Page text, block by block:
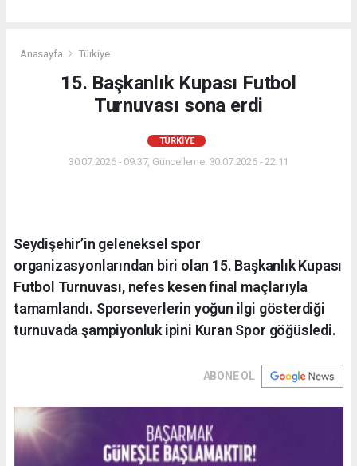
Anasayfa Türkiye
15. Başkanlık Kupası Futbol
Turnuvası sona erdi
TÜRKIYE
30.07.2026 - 09:37, Güncelleme: 30.07.2026 - 22:11
Seydişehir’in geleneksel spor
organizasyonlarından biri olan 15. Başkanlık Kupası
Futbol Turnuvası, nefes kesen final maçlarıyla
tamamlandı. Sporseverlerin yoğun ilgi gösterdiği
turnuvada şampiyonluk ipini Kuran Spor göğüsledi.
ABONE OL